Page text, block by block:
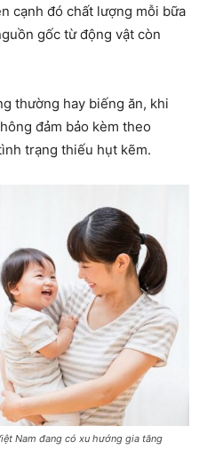
cạnh đó chất lượng mỗi bữa
gốc từ động vật còn
thường hay biếng ăn, khi
đảm bảo kèm theo
trạng thiếu hụt kẽm.
Nam đang có xu hướng gia tăng